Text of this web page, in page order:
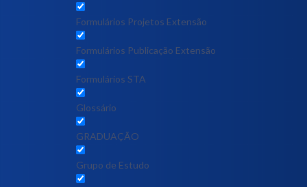
Formulários Projetos Extensão
Formulários Publicação Extensão
Formulários STA
Glossário
GRADUAÇÃO
Grupo de Estudo